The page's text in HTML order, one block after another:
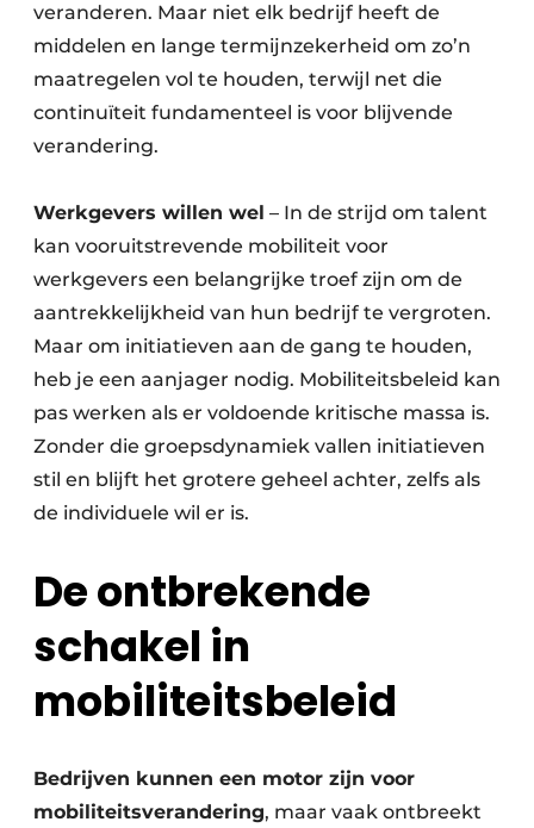
veranderen. Maar niet elk bedrijf heeft de
middelen en lange termijnzekerheid om zo’n
maatregelen vol te houden, terwijl net die
continuïteit fundamenteel is voor blijvende
verandering.
Werkgevers willen wel – In de strijd om talent
kan vooruitstrevende mobiliteit voor
werkgevers een belangrijke troef zijn om de
aantrekkelijkheid van hun bedrijf te vergroten.
Maar om initiatieven aan de gang te houden,
heb je een aanjager nodig. Mobiliteitsbeleid kan
pas werken als er voldoende kritische massa is.
Zonder die groepsdynamiek vallen initiatieven
stil en blijft het grotere geheel achter, zelfs als
de individuele wil er is.
De ontbrekende
schakel in
mobiliteitsbeleid
Bedrijven kunnen een motor zijn voor
mobiliteitsverandering, maar vaak ontbreekt